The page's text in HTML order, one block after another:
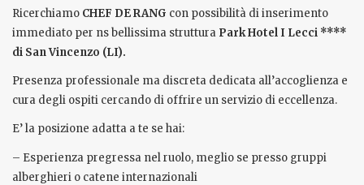
Ricerchiamo CHEF DE RANG con possibilità di inserimento
immediato per ns bellissima struttura Park Hotel I Lecci ****
di San Vincenzo (LI).
Presenza professionale ma discreta dedicata all’accoglienza e
cura degli ospiti cercando di offrire un servizio di eccellenza.
E’ la posizione adatta a te se hai:
– Esperienza pregressa nel ruolo, meglio se presso gruppi
alberghieri o catene internazionali